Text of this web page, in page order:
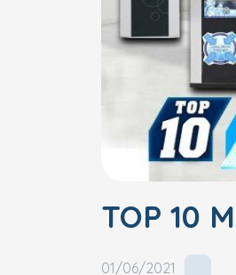
TOP 10
01/06/2021